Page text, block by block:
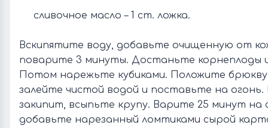
сливочное масло – 1 ст. ложка.
Вскипятите воду, добавьте очищенную от
поварите 3 минуты. Достаньте корнеплоды
Потом нарежьте кубиками. Положите
залейте чистой водой и поставьте на огонь.
закипит, всыпьте крупу. Варите 25 минут на
добавьте нарезанный ломтиками сырой